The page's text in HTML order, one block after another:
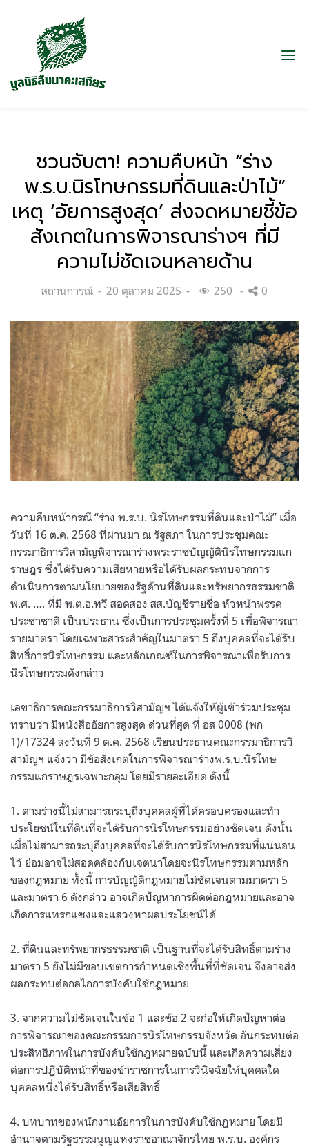
ชวนจับตา! ความคืบหน้า “ร่าง
พ.ร.บ.นิรโทษกรรมที่ดินและป่าไม้”
เหตุ ‘อัยการสูงสุด’ ส่งจดหมายชี้ข้อ
สังเกตในการพิจารณาร่างฯ ที่มี
ความไม่ชัดเจนหลายด้าน
Categories:
สถานการณ์
Posted
20 ตุลาคม 2025 250 0
ความคืบหน้ากรณี “ร่าง พ.ร.บ. นิรโทษกรรมที่ดินและป่าไม้” เมื่อ
วันที่ 16 ต.ค. 2568 ที่ผ่านมา ณ รัฐสภา ในการประชุมคณะ
กรรมาธิการวิสามัญพิจารณาร่างพระราชบัญญัตินิรโทษกรรมแก่
ราษฎร ซึ่งได้รับความเสียหายหรือได้รับผลกระทบจากการ
ดำเนินการตามนโยบายของรัฐด้านที่ดินและทรัพยากรธรรมชาติ
พ.ศ. …. ที่มี พ.ต.อ.ทวี สอดส่อง สส.บัญชีรายชื่อ หัวหน้าพรรค
ประชาชาติ เป็นประธาน ซึ่งเป็นการประชุมครั้งที่ 5 เพื่อพิจารณา
รายมาตรา โดยเฉพาะสาระสำคัญในมาตรา 5 ถึงบุคคลที่จะได้รับ
สิทธิ์การนิรโทษกรรม และหลักเกณฑ์ในการพิจารณาเพื่อรับการ
นิรโทษกรรมดังกล่าว
เลขาธิการคณะกรรมาธิการวิสามัญฯ ได้แจ้งให้ผู้เข้าร่วมประชุม
ทราบว่า มีหนังสืออัยการสูงสุด ด่วนที่สุด ที่ อส 0008 (พก
1)/17324 ลงวันที่ 9 ต.ค. 2568 เรียนประธานคณะกรรมาธิการวิ
สามัญฯ แจ้งว่า มีข้อสังเกตในการพิจารณาร่างพ.ร.บ.นิรโทษ
กรรมแก่ราษฎรเฉพาะกลุ่ม โดยมีรายละเอียด ดังนี้
1. ตามร่างนี้ไม่สามารถระบุถึงบุคคลผู้ที่ได้ครอบครองและทำ
ประโยชน์ในที่ดินที่จะได้รับการนิรโทษกรรมอย่างชัดเจน ดังนั้น
เมื่อไม่สามารถระบุถึงบุคคลที่จะได้รับการนิรโทษกรรมที่แน่นอน
ไว้ ย่อมอาจไม่สอดคล้องกับเจตนาโดยจะนิรโทษกรรมตามหลัก
ของกฎหมาย ทั้งนี้ การบัญญัติกฎหมายไม่ชัดเจนตามมาตรา 5
และมาตรา 6 ดังกล่าว อาจเกิดปัญหาการผิดต่อกฎหมายและอาจ
เกิดการแทรกแซงและแสวงหาผลประโยชน์ได้
2. ที่ดินและทรัพยากรธรรมชาติ เป็นฐานที่จะได้รับสิทธิ์ตามร่าง
มาตรา 5 ยังไม่มีขอบเขตการกำหนดเชิงพื้นที่ที่ชัดเจน จึงอาจส่ง
ผลกระทบต่อกลไกการบังคับใช้กฎหมาย
3. จากความไม่ชัดเจนในข้อ 1 และข้อ 2 จะก่อให้เกิดปัญหาต่อ
การพิจารณาของคณะกรรมการนิรโทษกรรมจังหวัด อันกระทบต่อ
ประสิทธิภาพในการบังคับใช้กฎหมายฉบับนี้ และเกิดความเสี่ยง
ต่อการปฏิบัติหน้าที่ของข้าราชการในการวินิจฉัยให้บุคคลใด
บุคคลหนึ่งได้รับสิทธิ์หรือเสียสิทธิ์
4. บทบาทของพนักงานอัยการในการบังคับใช้กฎหมาย โดยมี
อำนาจตามรัฐธรรมนูญแห่งราชอาณาจักรไทย พ.ร.บ. องค์กร